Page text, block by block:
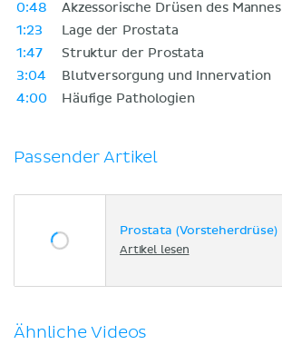
0:48
Akzessorische Drüsen des Mannes
1:23
Lage der Prostata
1:47
Struktur der Prostata
3:04
Blutversorgung und Innervation
4:00
Häufige Pathologien
Passender Artikel
Prostata (Vorsteherdrüse)
Artikel lesen
Ähnliche Videos